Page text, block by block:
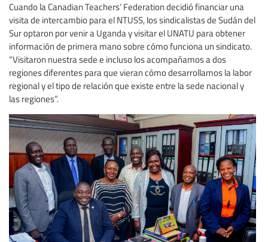
Cuando la Canadian Teachers’ Federation decidió financiar una
visita de intercambio para el NTUSS, los sindicalistas de Sudán del
Sur optaron por venir a Uganda y visitar el UNATU para obtener
información de primera mano sobre cómo funciona un sindicato.
“Visitaron nuestra sede e incluso los acompañamos a dos
regiones diferentes para que vieran cómo desarrollamos la labor
regional y el tipo de relación que existe entre la sede nacional y
las regiones”.